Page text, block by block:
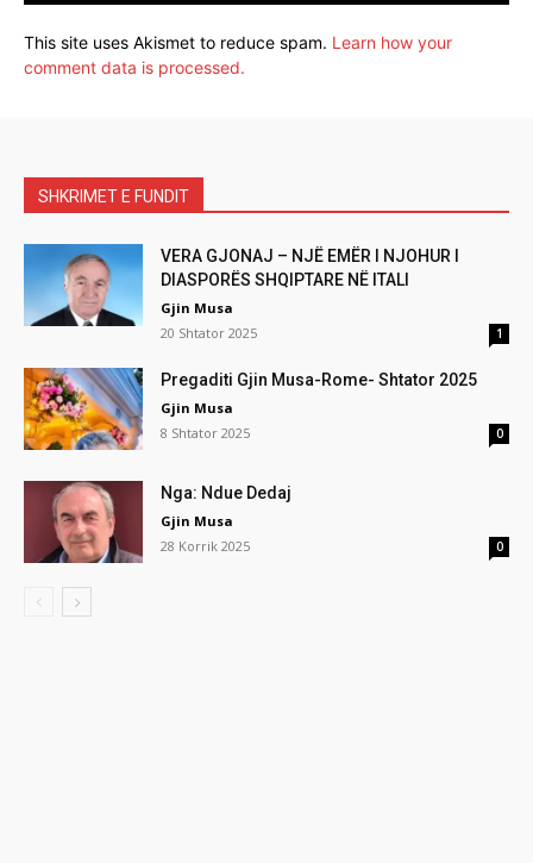
This site uses Akismet to reduce spam. Learn how your
comment data is processed.
SHKRIMET E FUNDIT
VERA GJONAJ – NJË EMËR I NJOHUR I
DIASPORËS SHQIPTARE NË ITALI
Gjin Musa
20 Shtator 2025
1
Pregaditi Gjin Musa-Rome- Shtator 2025
Gjin Musa
8 Shtator 2025
0
Nga: Ndue Dedaj
Gjin Musa
28 Korrik 2025
0